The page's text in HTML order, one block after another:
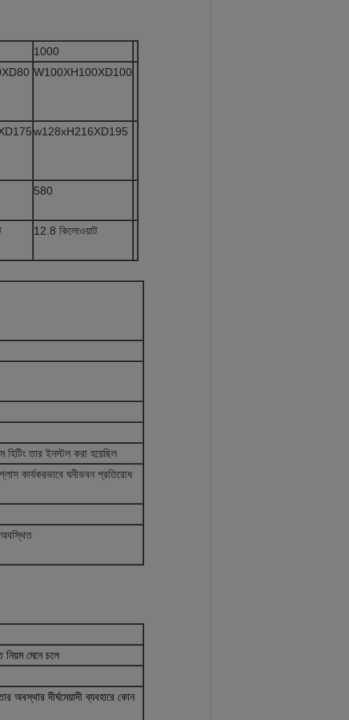
1000
W100XH100XD100
w128xH216XD195
580
12.8 কিলোওয়াট
তার ইনস্টল করা হয়েছিল
কার্যকরভাবে ঘনীভবন প্রতিরোধ
অবস্থিত
মেনে চলে
অবস্থার দীর্ঘমেয়াদী ব্যবহারে কোন